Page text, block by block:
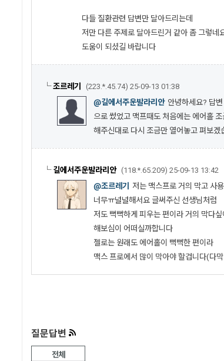
다들 질환관련 답변만 달아드리는데
저만 다른 주제로 달아드린거 같아 좀 그렇네
도움이 되셨길 바랍니다
└ 조르레기 (223.*.45.74) 25-09-13 01:38
@길에서주운발라리안 안녕하세요? 답
으로 썼었고 맥프때도 처음에는 에어홀
해주신대로 다시 조금만 열어놓고 펴보겠
└ 길에서주운발라리안 (118.*.65.209) 25-09-13 13:42
@조르레기
저는 맥스프로 거의 막고 사
너무ㅠ널널해서요 글써주신 선생님처럼
저도 뻑뻑하게 피우는 편이라 거의 막다싶
해보심이 어떠실까합니다
젤로는 원래도 에어홀이 뻑뻑한 편이라
맥스 프로에서 많이 막아야 할겁니다(다
질문답변
전체